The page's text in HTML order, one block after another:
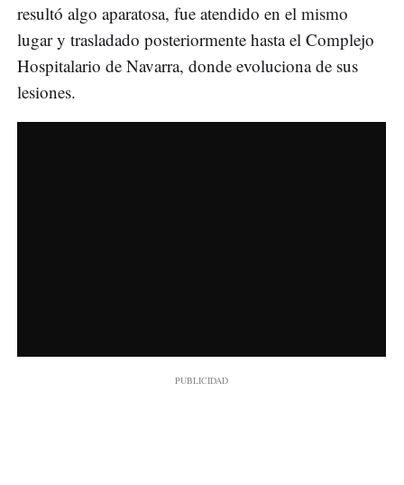
resultó algo aparatosa, fue atendido en el mismo
lugar y trasladado posteriormente hasta el Complejo
Hospitalario de Navarra, donde evoluciona de sus
lesiones.